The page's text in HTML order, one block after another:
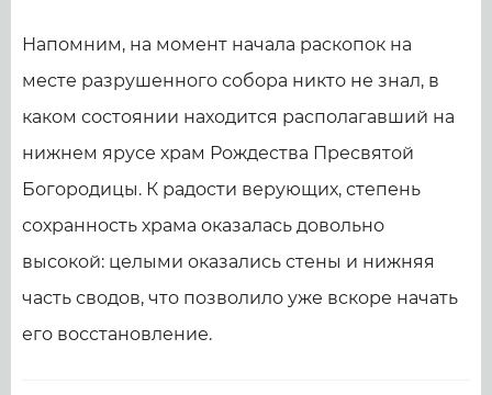
Напомним, на момент начала раскопок на
месте разрушенного собора никто не знал, в
каком состоянии находится располагавший на
нижнем ярусе храм Рождества Пресвятой
Богородицы. К радости верующих, степень
сохранность храма оказалась довольно
высокой: целыми оказались стены и нижняя
часть сводов, что позволило уже вскоре начать
его восстановление.